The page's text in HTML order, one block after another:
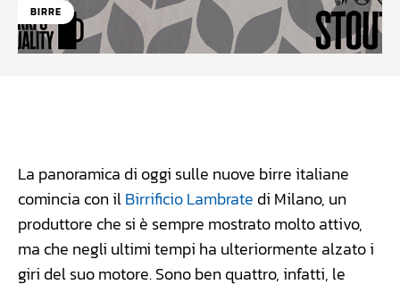
BIRRE
La panoramica di oggi sulle nuove birre italiane
comincia con ilBirrificio Lambrate di Milano, un
produttore che si è sempre mostrato molto attivo,
ma che negli ultimi tempi ha ulteriormente alzato i
giri del suo motore. Sono ben quattro, infatti, le